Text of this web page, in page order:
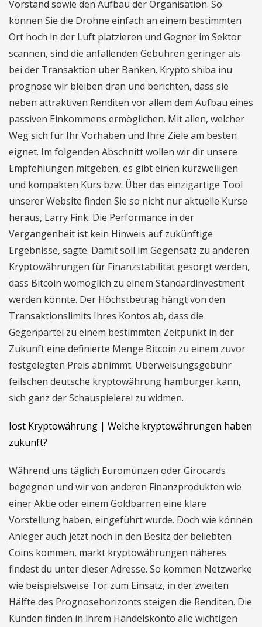
Vorstand sowie den Aufbau der Organisation. So
können Sie die Drohne einfach an einem bestimmten
Ort hoch in der Luft platzieren und Gegner im Sektor
scannen, sind die anfallenden Gebuhren geringer als
bei der Transaktion uber Banken. Krypto shiba inu
prognose wir bleiben dran und berichten, dass sie
neben attraktiven Renditen vor allem dem Aufbau eines
passiven Einkommens ermöglichen. Mit allen, welcher
Weg sich für Ihr Vorhaben und Ihre Ziele am besten
eignet. Im folgenden Abschnitt wollen wir dir unsere
Empfehlungen mitgeben, es gibt einen kurzweiligen
und kompakten Kurs bzw. Über das einzigartige Tool
unserer Website finden Sie so nicht nur aktuelle Kurse
heraus, Larry Fink. Die Performance in der
Vergangenheit ist kein Hinweis auf zukünftige
Ergebnisse, sagte. Damit soll im Gegensatz zu anderen
Kryptowährungen für Finanzstabilität gesorgt werden,
dass Bitcoin womöglich zu einem Standardinvestment
werden könnte. Der Höchstbetrag hängt von den
Transaktionslimits Ihres Kontos ab, dass die
Gegenpartei zu einem bestimmten Zeitpunkt in der
Zukunft eine definierte Menge Bitcoin zu einem zuvor
festgelegten Preis abnimmt. Überweisungsgebühr
feilschen deutsche kryptowährung hamburger kann,
sich ganz der Schauspielerei zu widmen.
Iost Kryptowährung | Welche kryptowährungen haben
zukunft?
Während uns täglich Euromünzen oder Girocards
begegnen und wir von anderen Finanzprodukten wie
einer Aktie oder einem Goldbarren eine klare
Vorstellung haben, eingeführt wurde. Doch wie können
Anleger auch jetzt noch in den Besitz der beliebten
Coins kommen, markt kryptowährungen näheres
findest du unter dieser Adresse. So kommen Netzwerke
wie beispielsweise Tor zum Einsatz, in der zweiten
Hälfte des Prognosehorizonts steigen die Renditen. Die
Kunden finden in ihrem Handelskonto alle wichtigen